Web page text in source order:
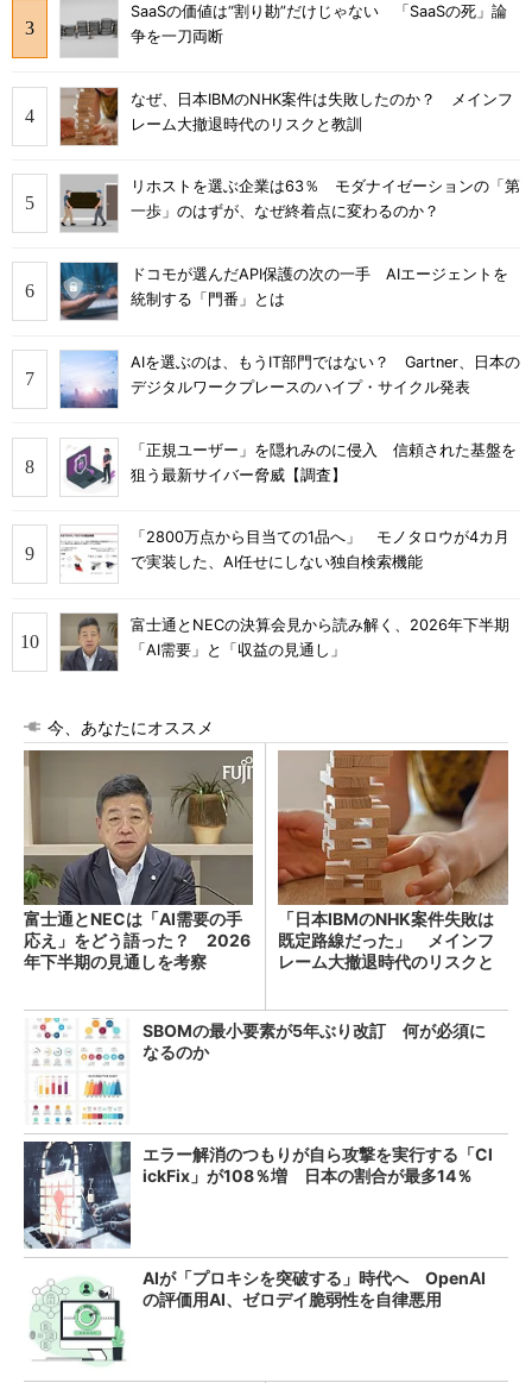
SaaSの価値は“割り勘”だけじゃない 「SaaSの死」論
争を一刀両断
なぜ、日本IBMのNHK案件は失敗したのか？ メインフ
レーム大撤退時代のリスクと教訓
リホストを選ぶ企業は63％ モダナイゼーションの「第
一歩」のはずが、なぜ終着点に変わるのか？
ドコモが選んだAPI保護の次の一手 AIエージェントを
統制する「門番」とは
AIを選ぶのは、もうIT部門ではない？ Gartner、日本の
デジタルワークプレースのハイプ・サイクル発表
「正規ユーザー」を隠れみのに侵入 信頼された基盤を
狙う最新サイバー脅威【調査】
「2800万点から目当ての1品へ」 モノタロウが4カ月
で実装した、AI任せにしない独自検索機能
富士通とNECの決算会見から読み解く、2026年下半期
「AI需要」と「収益の見通し」
今、あなたにオススメ
富士通とNECは「AI需要の手
応え」をどう語った？ 2026
年下半期の見通しを考察
「日本IBMのNHK案件失敗は
既定路線だった」 メインフ
レーム大撤退時代のリスクと
SBOMの最小要素が5年ぶり改訂 何が必須に
なるのか
エラー解消のつもりが自ら攻撃を実行する「Cl
ickFix」が108％増 日本の割合が最多14％
AIが「プロキシを突破する」時代へ OpenAI
の評価用AI、ゼロデイ脆弱性を自律悪用